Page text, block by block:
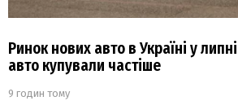
Ринок нових авто в Україні у
авто купували частіше
9 годин тому